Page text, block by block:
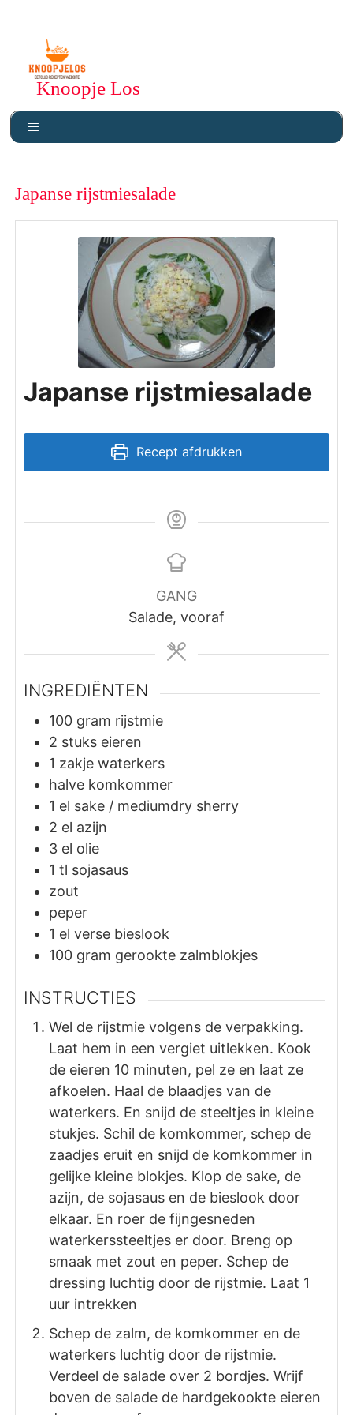
Knoopje Los
Japanse rijstmiesalade
Japanse rijstmiesalade
Recept afdrukken
GANG
Salade, vooraf
INGREDIËNTEN
100 gram rijstmie
2 stuks eieren
1 zakje waterkers
halve komkommer
1 el sake / mediumdry sherry
2 el azijn
3 el olie
1 tl sojasaus
zout
peper
1 el verse bieslook
100 gram gerookte zalmblokjes
INSTRUCTIES
Wel de rijstmie volgens de verpakking.
Laat hem in een vergiet uitlekken. Kook
de eieren 10 minuten, pel ze en laat ze
afkoelen. Haal de blaadjes van de
waterkers. En snijd de steeltjes in kleine
stukjes. Schil de komkommer, schep de
zaadjes eruit en snijd de komkommer in
gelijke kleine blokjes. Klop de sake, de
azijn, de sojasaus en de bieslook door
elkaar. En roer de fijngesneden
waterkerssteeltjes er door. Breng op
smaak met zout en peper. Schep de
dressing luchtig door de rijstmie. Laat 1
uur intrekken
Schep de zalm, de komkommer en de
waterkers luchtig door de rijstmie.
Verdeel de salade over 2 bordjes. Wrijf
boven de salade de hardgekookte eieren